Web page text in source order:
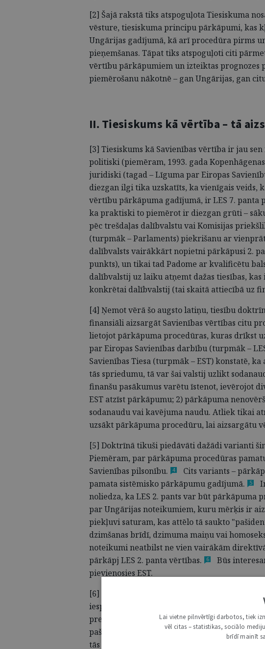
[2] Šajā rakstā tiks atspoguļota Tiesiskuma
vēsture, tiesiskuma principu pārkāpumi, kas
Ungārijas gadījumā, kā arī procedūra pirms
pieņemšanas. Tāpat tiks atspoguļoti citi
vērtību pārkāpumiem un izteiktas prognozes
piemērošanu nākotnē – gan Ungārijas, gan
II. Tiesiskums kā vērtība – tā
[3] Tiesiskums kā Savienības vērtība ir jau
politiski (piemēram, 1993. gada
juridiski (tagad – Līguma par Eiropas
diezgan ilgi tika uzskatīts, ka vienīgais veids,
vērtību pārkāpuma gadījumā, ir LES 7. panta
ka praktiski to piemērot ir diezgan grūti –
pēc trešdaļas dalībvalstu vai Komisijas
(turpmāk – Parlaments) piekrišanu ar
dalībvalsts vairākkārt nopietni pārkāpusi 2.
punkts), un tikai tad Padome ar kvalificētu
dalībvalstij uz laiku atņemt dažas tiesības,
konkrētai dalībvalstij (tai skaitā attiecībā uz
[4] Ņemot vērā šo augsto latiņu, tiesību
finansiāli aizsargāt Savienības vērtības citu
lietojot pārkāpuma procedūras, kuras drīkst
par Eiropas Savienības darbību (turpmāk –
Savienības Tiesa (turpmāk – EST) konstatē,
tās spriedumu, tā var šai valstij uzlikt
finanšu pasākumus varētu īstenot, ievērojot
EST atzīst pārkāpumu; 2) pārkāpuma
sodanaudu vai kavējuma naudu. Atliek tikai
uzsākt pārkāpuma procedūru, lai aizsargātu
[5] Doktrīnā tikuši piedāvāti dažādi varianti
Piemēram, par pārkāpuma procedūras
Savienības pilsonību. 4
Cits variants –
pamata sistēmisko pārkāpumu gadījumā. 5
noliedza, ka LES 2. pants var būt pārkāpuma
par Ungārijas noteikumiem, kuru mērķis ir
piekļuvi saturam, kas attēlo tā saukto
dzimšanas brīdī, dzimuma maiņu vai
noteikumi neatbilst ne vien vairākām
pārkāpj LES 2. pantavērtības. 6
Būs
pievienosies EST.
[6] Vēl viens pamats varētu būt LES 49. pants.
iespēja ikvienai Eiropas valstij lūgt, lai to
precizēts, ka Savienība apvieno valstis, kas
pašlaik LES 2. pantā minētās kopīgās
tās popularizēt. LES 2. pantā nostiprināto
Lai vietne pilnvērtīgi darbotos, tiek
vēl citas – statistikas, sociālo
brīdī mainīt